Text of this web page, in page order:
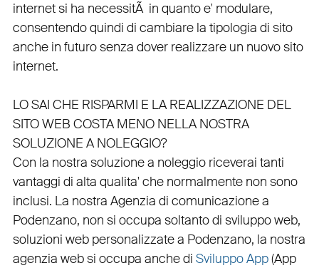
internet si ha necessitÃ in quanto e' modulare,
consentendo quindi di cambiare la tipologia di sito
anche in futuro senza dover realizzare un nuovo sito
internet.
LO SAI CHE RISPARMI E LA REALIZZAZIONE DEL
SITO WEB COSTA MENO NELLA NOSTRA
SOLUZIONE A NOLEGGIO?
Con la nostra soluzione a noleggio riceverai tanti
vantaggi di alta qualita' che normalmente non sono
inclusi. La nostra Agenzia di comunicazione a
Podenzano, non si occupa soltanto di sviluppo web,
soluzioni web personalizzate a Podenzano, la nostra
agenzia websi occupa anche di Sviluppo App(App